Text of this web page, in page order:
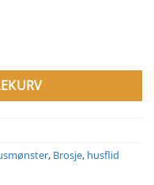
Metall. 39 mm i Ø
, Brosje, husflid